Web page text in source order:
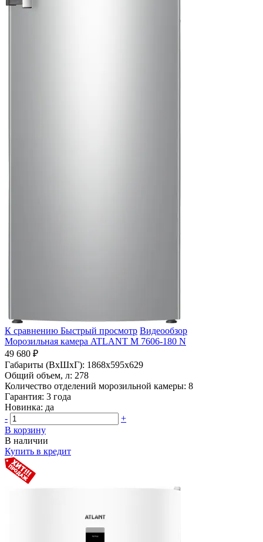
К сравнению Быстрый просмотр Видеообзор
Морозильная камера ATLANT М 7606-180 N
49 680 ₽
Габариты (ВхШхГ): 1868x595x629
Общий объем, л: 278
Количество отделений морозильной камеры: 8
Гарантия: 3 года
Новинка: да
-
+
В корзину
В наличии
Купить в кредит